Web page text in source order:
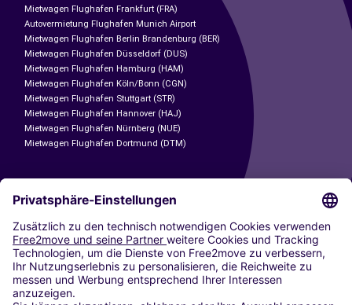
Mietwagen Flughafen Frankfurt (FRA)
Autovermietung Flughafen Munich Airport
Mietwagen Flughafen Berlin Brandenburg (BER)
Mietwagen Flughafen Düsseldorf (DUS)
Mietwagen Flughafen Hamburg (HAM)
Mietwagen Flughafen Köln/Bonn (CGN)
Mietwagen Flughafen Stuttgart (STR)
Mietwagen Flughafen Hannover (HAJ)
Mietwagen Flughafen Nürnberg (NUE)
Mietwagen Flughafen Dortmund (DTM)
CARSHARING
UNSERE STÄDTE
Paris
Madrid
Washington DC
Mailand
Rom